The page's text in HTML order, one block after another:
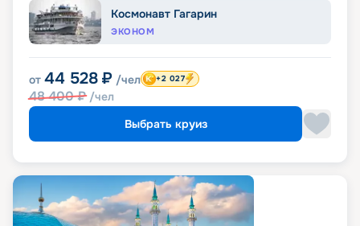
Космонавт Гагарин
ЭКОНОМ
от 44 528 ₽ /чел
48 400₽ /чел
+2 027
Выбрать круиз